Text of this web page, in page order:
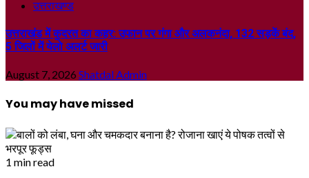
उत्तराखण्ड
उत्तराखंड में कुदरत का कहर: उफान पर गंगा और अलकनंदा, 132 सड़कें बंद,
5 जिलों में येलो अलर्ट जारी
August 7, 2026 Shatdal Admin
You may have missed
1 min read